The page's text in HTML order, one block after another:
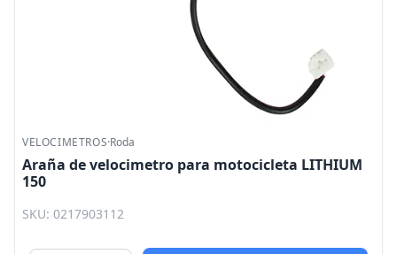
VELOCIMETROS·Roda
Araña de velocimetro para motocicleta LITHIUM
150
SKU: 0217903112